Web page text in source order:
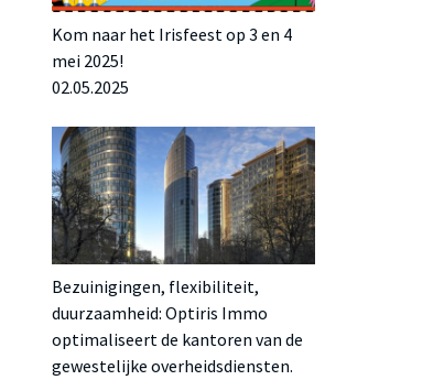
Kom naar het Irisfeest op 3 en 4
mei 2025!
02.05.2025
Bezuinigingen, flexibiliteit,
duurzaamheid: Optiris Immo
optimaliseert de kantoren van de
gewestelijke overheidsdiensten.